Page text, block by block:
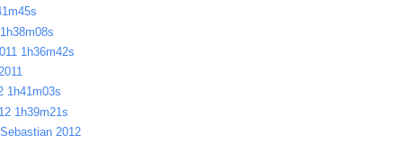
1h36m42s
1h41m03s
1h39m21s
2012